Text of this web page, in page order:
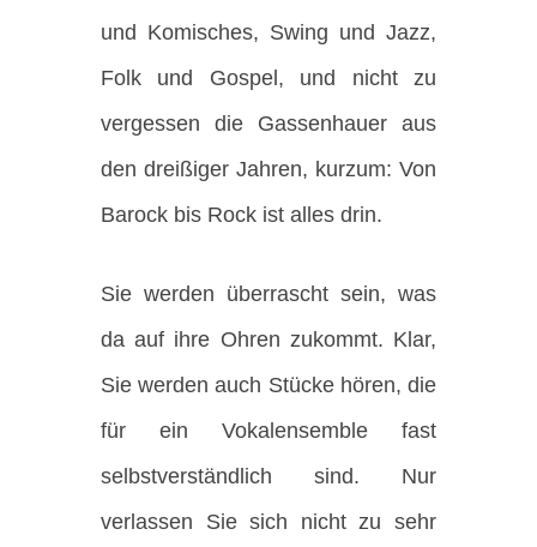
und Komisches, Swing und Jazz,
Folk und Gospel, und nicht zu
vergessen die Gassenhauer aus
den dreißiger Jahren, kurzum: Von
Barock bis Rock ist alles drin.
Sie werden überrascht sein, was
da auf ihre Ohren zukommt. Klar,
Sie werden auch Stücke hören, die
für ein Vokalensemble fast
selbstverständlich sind. Nur
verlassen Sie sich nicht zu sehr